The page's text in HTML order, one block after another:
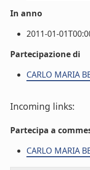
In anno
2011-01-
Partecipazione di
CARLO MARIA
Incoming links:
Partecipa a
CARLO MARIA